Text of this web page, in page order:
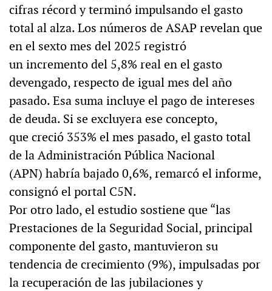
cifras récord y terminó impulsando el gasto
total al alza. Los números de ASAP revelan que
en el sexto mes del 2025 registró
un incremento del 5,8% real en el gasto
devengado, respecto de igual mes del año
pasado. Esa suma incluye el pago de intereses
de deuda. Si se excluyera ese concepto,
que creció 353% el mes pasado, el gasto total
de la Administración Pública Nacional
(APN) habría bajado 0,6%, remarcó el informe,
consignó el portal C5N.
Por otro lado, el estudio sostiene que “las
Prestaciones de la Seguridad Social, principal
componente del gasto, mantuvieron su
tendencia de crecimiento (9%), impulsadas por
la recuperación de las jubilaciones y